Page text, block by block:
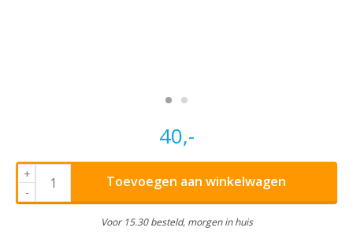
40,-
+
-
Toevoegen aan winkelwagen
Voor 15.30 besteld, morgen in huis